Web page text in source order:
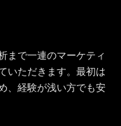
まで一連のマーケティ
いただきます。最初は
、経験が浅い方でも安